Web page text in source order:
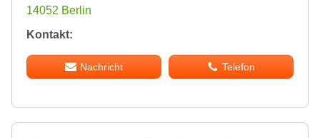
14052 Berlin
Kontakt:
Nachricht Telefon